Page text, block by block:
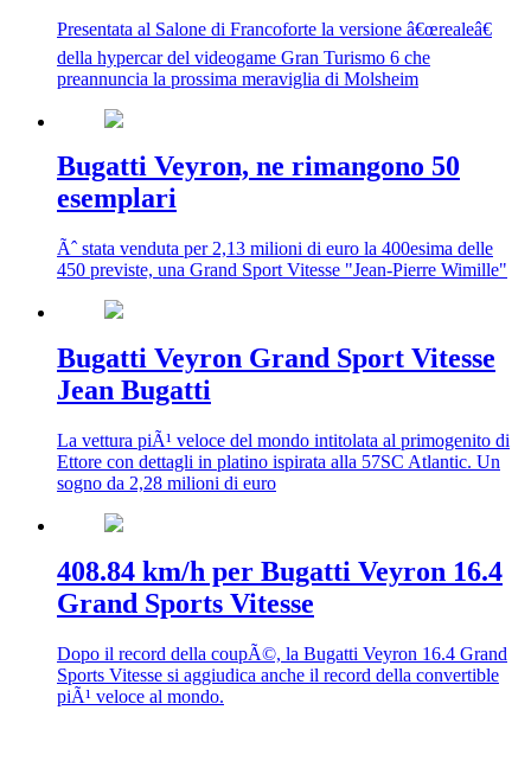
Presentata al Salone di Francoforte la versione â€œrealeâ€
della hypercar del videogame Gran Turismo 6 che
preannuncia la prossima meraviglia di Molsheim
Bugatti Veyron, ne rimangono 50
esemplari
Ãˆ stata venduta per 2,13 milioni di euro la 400esima delle
450 previste, una Grand Sport Vitesse "Jean-Pierre Wimille"
Bugatti Veyron Grand Sport Vitesse
Jean Bugatti
La vettura piÃ¹ veloce del mondo intitolata al primogenito di
Ettore con dettagli in platino ispirata alla 57SC Atlantic. Un
sogno da 2,28 milioni di euro
408.84 km/h per Bugatti Veyron 16.4
Grand Sports Vitesse
Dopo il record della coupÃ©, la Bugatti Veyron 16.4 Grand
Sports Vitesse si aggiudica anche il record della convertible
piÃ¹ veloce al mondo.